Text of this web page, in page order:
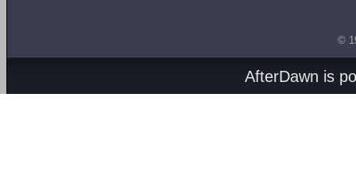
©
AfterDawn is